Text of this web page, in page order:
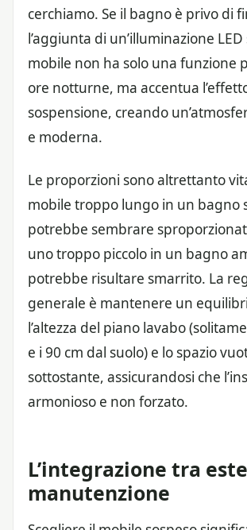
cerchiamo. Se il bagno è privo di
l’aggiunta di un’illuminazione
mobile non ha solo una funzione
ore notturne, ma accentua
sospensione, creando
e moderna.
Le proporzioni sono altrettanto
mobile troppo lungo in un bagno
potrebbe sembrare
uno troppo piccolo in un bagno
potrebbe risultare smarrito. La
generale è mantenere un
l’altezza del piano lavabo
e i 90 cm dal suolo) e lo spazio
sottostante, assicurandosi che
armonioso e non forzato.
L’integrazione tra
manutenzione